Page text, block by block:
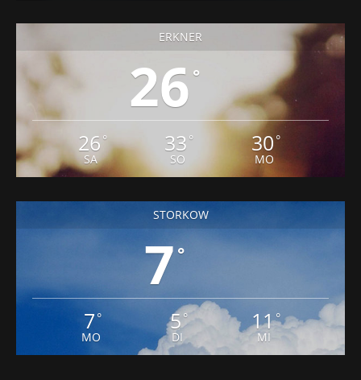
ERKNER
26 °
26 °
SA
33 °
SO
30 °
MO
STORKOW
7°
7 °
MO
5°
DI
11°
MI